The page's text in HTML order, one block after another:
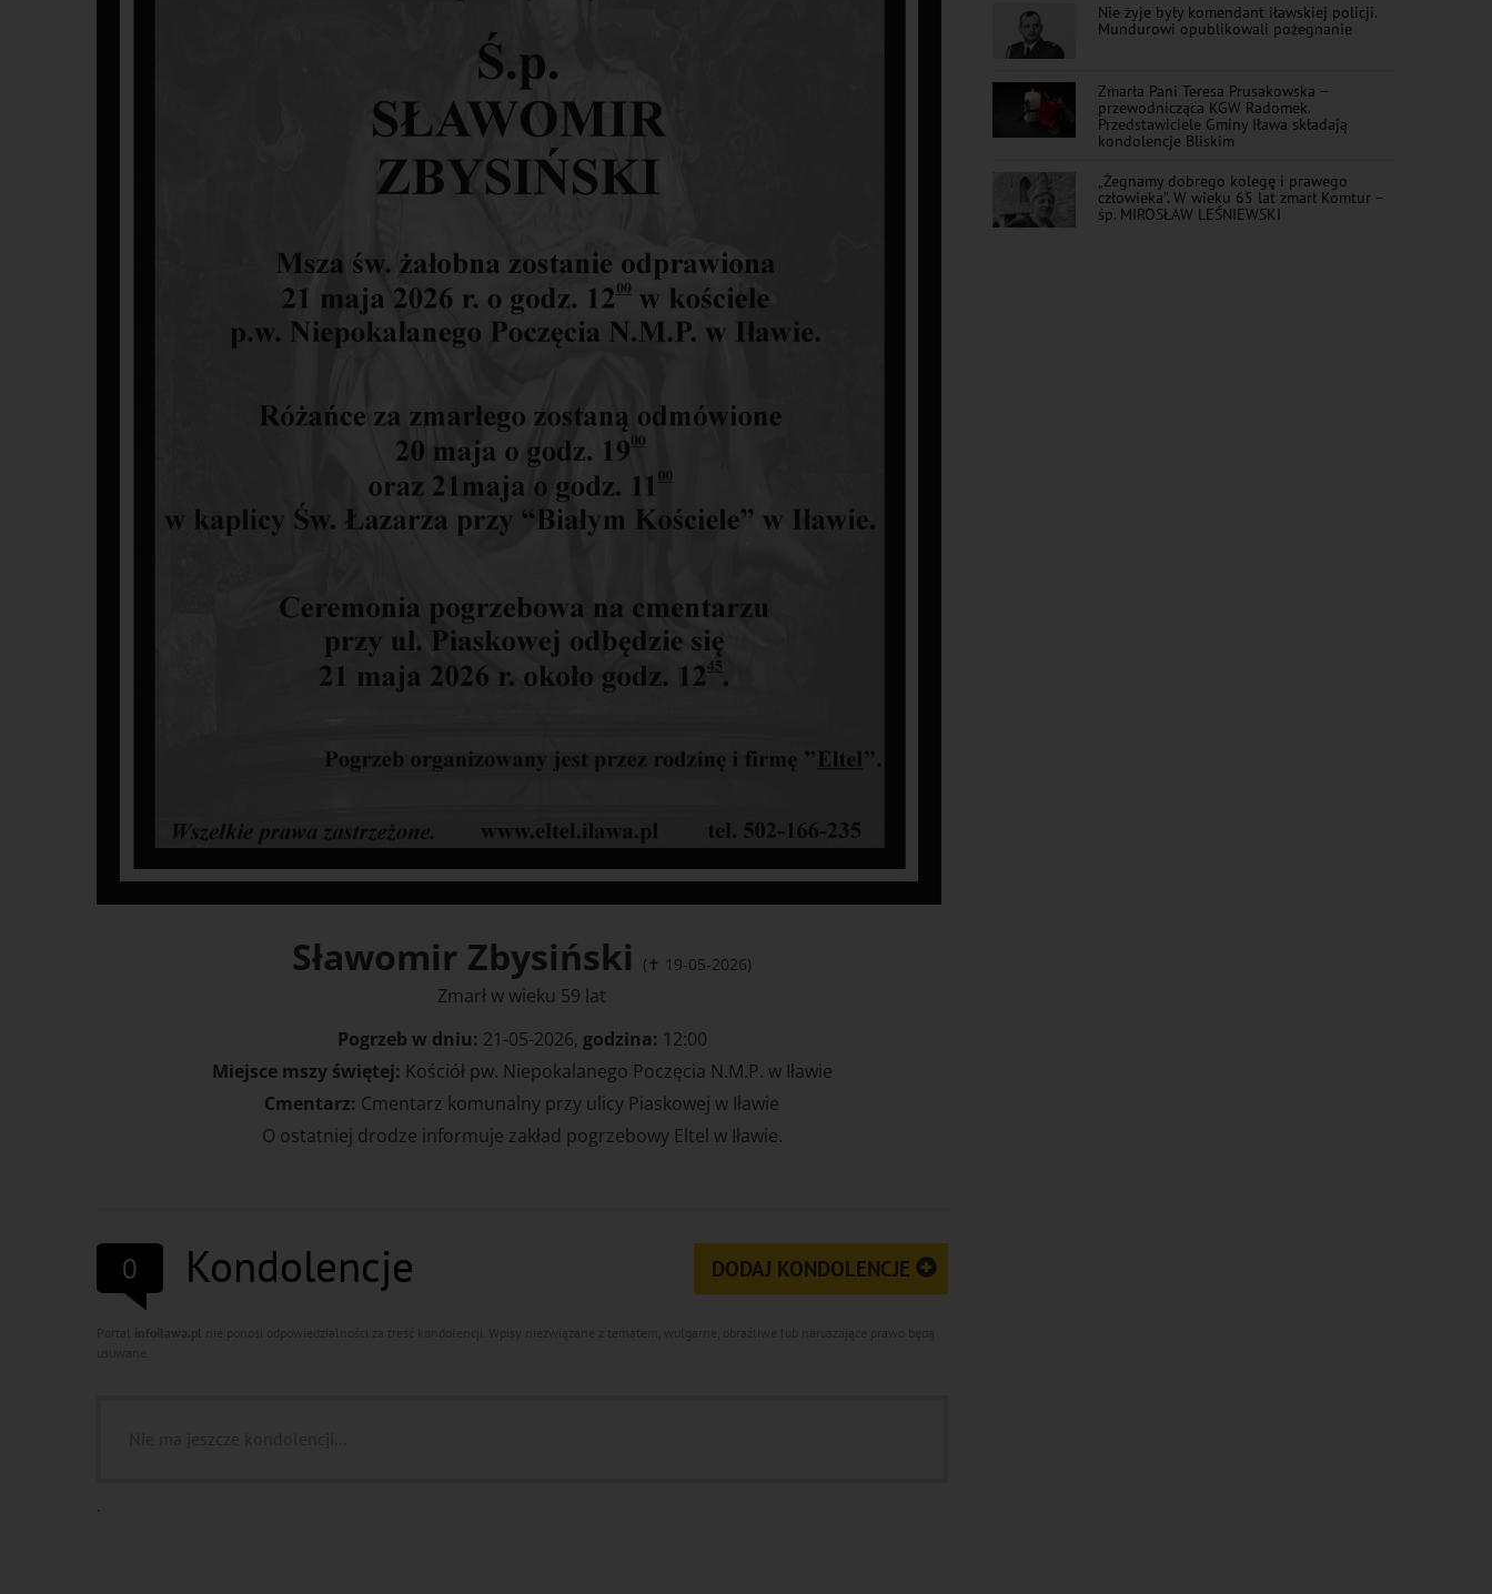
Sławomir Zbysiński (✝ 19-05-2026)
Zmarł w wieku 59 lat
Pogrzeb w dniu: 21-05-2026, godzina: 12:00
Miejsce mszy świętej: Kościół pw. Niepokalanego Poczęcia N.M.P. w Iławie
Cmentarz: Cmentarz komunalny przy ulicy Piaskowej w Iławie
O ostatniej drodze informuje zakład pogrzebowy Eltel w Iławie.
0 Kondolencje DODAJ KONDOLENCJE
`
Nie żyje były komendant iławskiej policji.
Mundurowi opublikowali pożegnanie
Zmarła Pani Teresa Prusakowska –
przewodnicząca KGW Radomek.
Przedstawiciele Gminy Iława składają
kondolencje Bliskim
„Żegnamy dobrego kolegę i prawego
człowieka”. W wieku 65 lat zmarł Komtur –
śp. MIROSŁAW LEŚNIEWSKI